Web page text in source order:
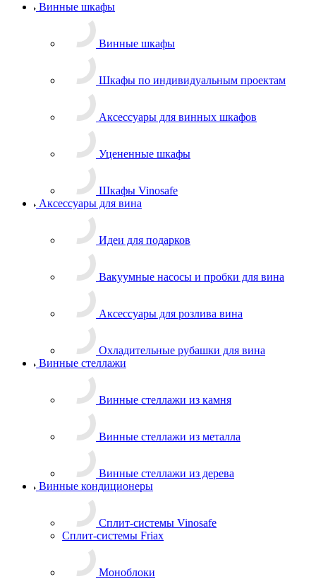
Винные шкафы
Винные шкафы
Шкафы по индивидуальным проектам
Аксессуары для винных шкафов
Уцененные шкафы
Шкафы Vinosafe
Аксессуары для вина
Идеи для подарков
Вакуумные насосы и пробки для вина
Аксессуары для розлива вина
Охладительные рубашки для вина
Винные стеллажи
Винные стеллажи из камня
Винные стеллажи из металла
Винные стеллажи из дерева
Винные кондиционеры
Сплит-системы Vinosafe
Сплит-системы Friax
Моноблоки